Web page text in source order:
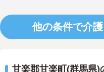
他の条件で介
甘楽郡甘楽町(群馬県)